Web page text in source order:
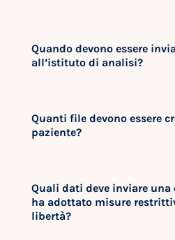
Quando devono essere
all’istituto di analisi?
Quanti file devono essere
paziente?
Quali dati deve inviare una
ha adottato misure
libertà?